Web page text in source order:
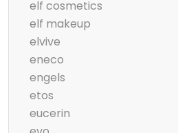
elf cosmetics
elf makeup
elvive
eneco
engels
etos
eucerin